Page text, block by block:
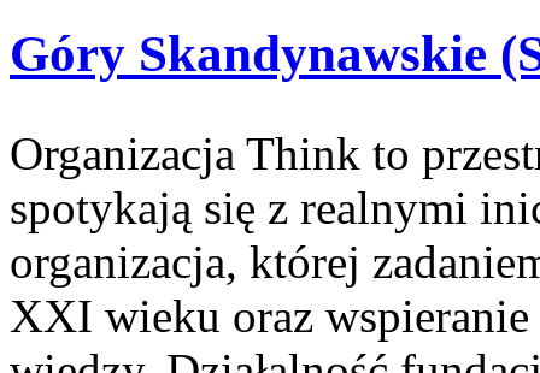
Góry Skandynawskie
Organizacja Think to
spotykają się z realnymi
organizacja, której
XXI wieku oraz wspieranie